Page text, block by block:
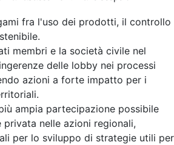
fra l'uso dei prodotti, il controllo
membri e la società civile nel
delle lobby nei processi
azioni a forte impatto per i
ampia partecipazione possibile
privata nelle azioni regionali,
per lo sviluppo di strategie utili per